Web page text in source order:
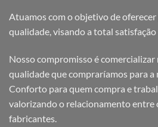
Atuamos com o objetivo de
qualidade, visando a total
Nosso compromisso é
qualidade que compraríamos para a
Conforto para quem compra e
valorizando o relacionamento entre
fabricantes.